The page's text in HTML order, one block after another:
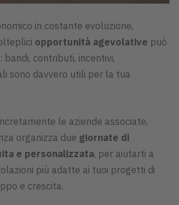
in costante evoluzione,
opportunità agevolative può
contributi, incentivi,
sono davvero utili per la tua
le aziende associate,
organizza due giornate di
e personalizzata, per aiutarti a
più adatte ai tuoi progetti di
e crescita.